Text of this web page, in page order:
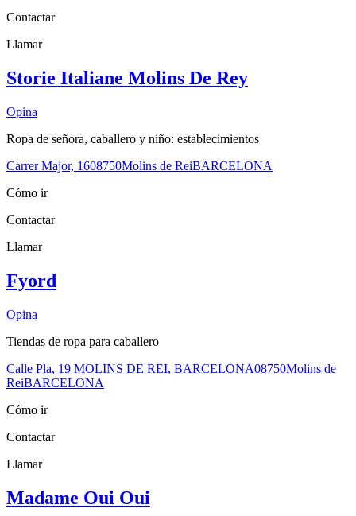
Contactar
Llamar
Storie Italiane Molins De Rey
Opina
Ropa de señora, caballero y niño: establecimientos
Carrer Major, 1608750Molins de ReiBARCELONA
Cómo ir
Contactar
Llamar
Fyord
Opina
Tiendas de ropa para caballero
Calle Pla, 19 MOLINS DE REI, BARCELONA08750Molins de
ReiBARCELONA
Cómo ir
Contactar
Llamar
Madame Oui Oui